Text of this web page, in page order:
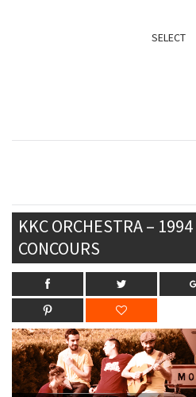
SELECT
KKC ORCHESTRA –
CONCOURS